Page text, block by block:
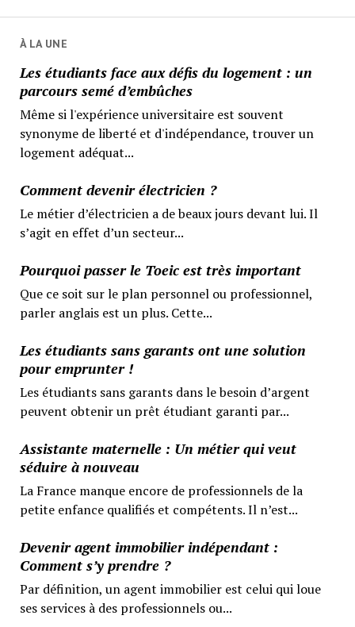
À LA UNE
Les étudiants face aux défis du logement : un
parcours semé d’embûches
Même si l'expérience universitaire est souvent
synonyme de liberté et d'indépendance, trouver un
logement adéquat...
Comment devenir électricien ?
Le métier d’électricien a de beaux jours devant lui. Il
s’agit en effet d’un secteur...
Pourquoi passer le Toeic est très important
Que ce soit sur le plan personnel ou professionnel,
parler anglais est un plus. Cette...
Les étudiants sans garants ont une solution
pour emprunter !
Les étudiants sans garants dans le besoin d’argent
peuvent obtenir un prêt étudiant garanti par...
Assistante maternelle : Un métier qui veut
séduire à nouveau
La France manque encore de professionnels de la
petite enfance qualifiés et compétents. Il n’est...
Devenir agent immobilier indépendant :
Comment s’y prendre ?
Par définition, un agent immobilier est celui qui loue
ses services à des professionnels ou...